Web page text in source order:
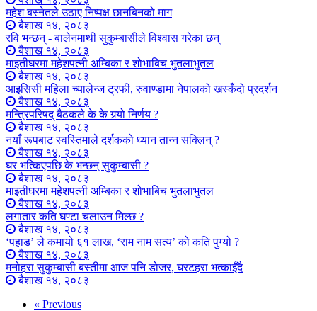
महेश बस्नेतले उठाए निष्पक्ष छानबिनको माग
बैशाख १४, २०८३
रवि भन्छन् - बालेनमाथी सुकुम्बासीले विश्वास गरेका छन्
बैशाख १४, २०८३
माइतीघरमा महेशपत्नी अम्बिका र शोभाबिच भुतलाभुतल
बैशाख १४, २०८३
आइसिसी महिला च्यालेन्ज ट्रफी, रुवाण्डामा नेपालको खस्कँदो प्रदर्शन
बैशाख १४, २०८३
मन्त्रिपरिषद् बैठकले के के गर्‍यो निर्णय ?
बैशाख १४, २०८३
नयाँ रूपबाट स्वस्तिमाले दर्शकको ध्यान तान्न सक्लिन् ?
बैशाख १४, २०८३
घर भत्किएपछि के भन्छन् सुकुम्बासी ?
बैशाख १४, २०८३
माइतीघरमा महेशपत्नी अम्बिका र शोभाबिच भुतलाभुतल
बैशाख १४, २०८३
लगातार कति घण्टा चलाउन मिल्छ ?
बैशाख १४, २०८३
‘पहाड’ ले कमायो ६१ लाख, ‘राम नाम सत्य’ को कति पुग्यो ?
बैशाख १४, २०८३
मनोहरा सुकुम्बासी बस्तीमा आज पनि डोजर, घरटहरा भत्काइँदै
बैशाख १४, २०८३
« Previous